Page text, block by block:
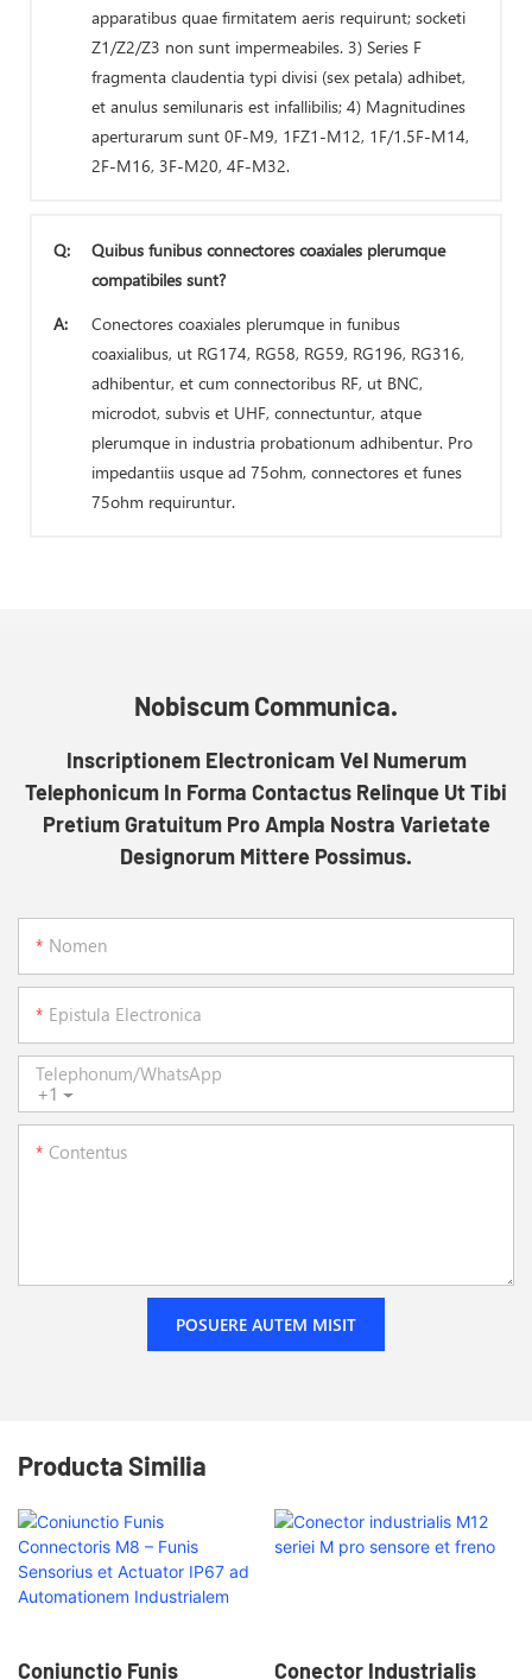
apparatibus quae firmitatem aeris requirunt; socketi
Z1/Z2/Z3 non sunt impermeabiles. 3) Series F
fragmenta claudentia typi divisi (sex petala) adhibet,
et anulus semilunaris est infallibilis; 4) Magnitudines
aperturarum sunt 0F-M9, 1FZ1-M12, 1F/1.5F-M14,
2F-M16, 3F-M20, 4F-M32.
Q:
Quibus funibus connectores coaxiales plerumque
compatibiles sunt?
A:
Conectores coaxiales plerumque in funibus
coaxialibus, ut RG174, RG58, RG59, RG196, RG316,
adhibentur, et cum connectoribus RF, ut BNC,
microdot, subvis et UHF, connectuntur, atque
plerumque in industria probationum adhibentur. Pro
impedantiis usque ad 75ohm, connectores et funes
75ohm requiruntur.
Nobiscum Communica.
Inscriptionem Electronicam Vel Numerum
Telephonicum In Forma Contactus Relinque Ut Tibi
Pretium Gratuitum Pro Ampla Nostra Varietate
Designorum Mittere Possimus.
Nomen
Epistula Electronica
+1
Telephonum/WhatsApp
Contentus
POSUERE AUTEM MISIT
Producta Similia
Coniunctio Funis Conector Industrialis